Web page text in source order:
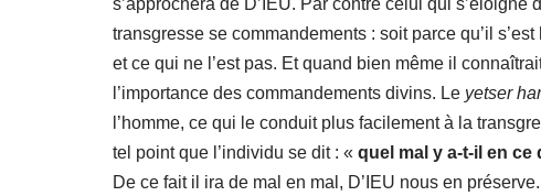
s’approchera de D’IEU. Par contre celui qui s’éloigne
transgresse se commandements : soit parce qu’il
et ce qui ne l’est pas. Et quand bien même il
l’importance des commandements divins. Le yetser
l’homme, ce qui le conduit plus facilement à la
tel point que l’individu se dit : « quel mal y a-t-il en ce
De ce fait il ira de mal en mal, D’IEU nous en préserve.